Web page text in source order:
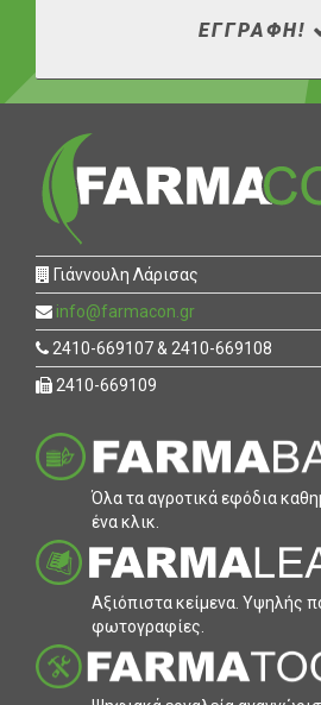
ΕΓΓΡΑΦΗ!
Γιάννουλη Λάρισας
info@farmacon.gr
2410-669107 & 2410-669108
2410-669109
Όλα τα αγροτικά εφόδια
ένα κλικ.
Αξιόπιστα κείµενα. Υψηλής
φωτογραφίες.